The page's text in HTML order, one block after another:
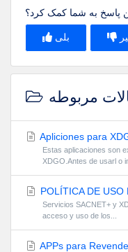
پاسخ به شما کمک کرد؟
بلی
مربوطه
Apliciones para
Estas aplicaciones son
XDGO.Antes de usarl o
POLÍTICA DE USO
Servicios SACNET+ y
acceso y uso de los...
APPs para